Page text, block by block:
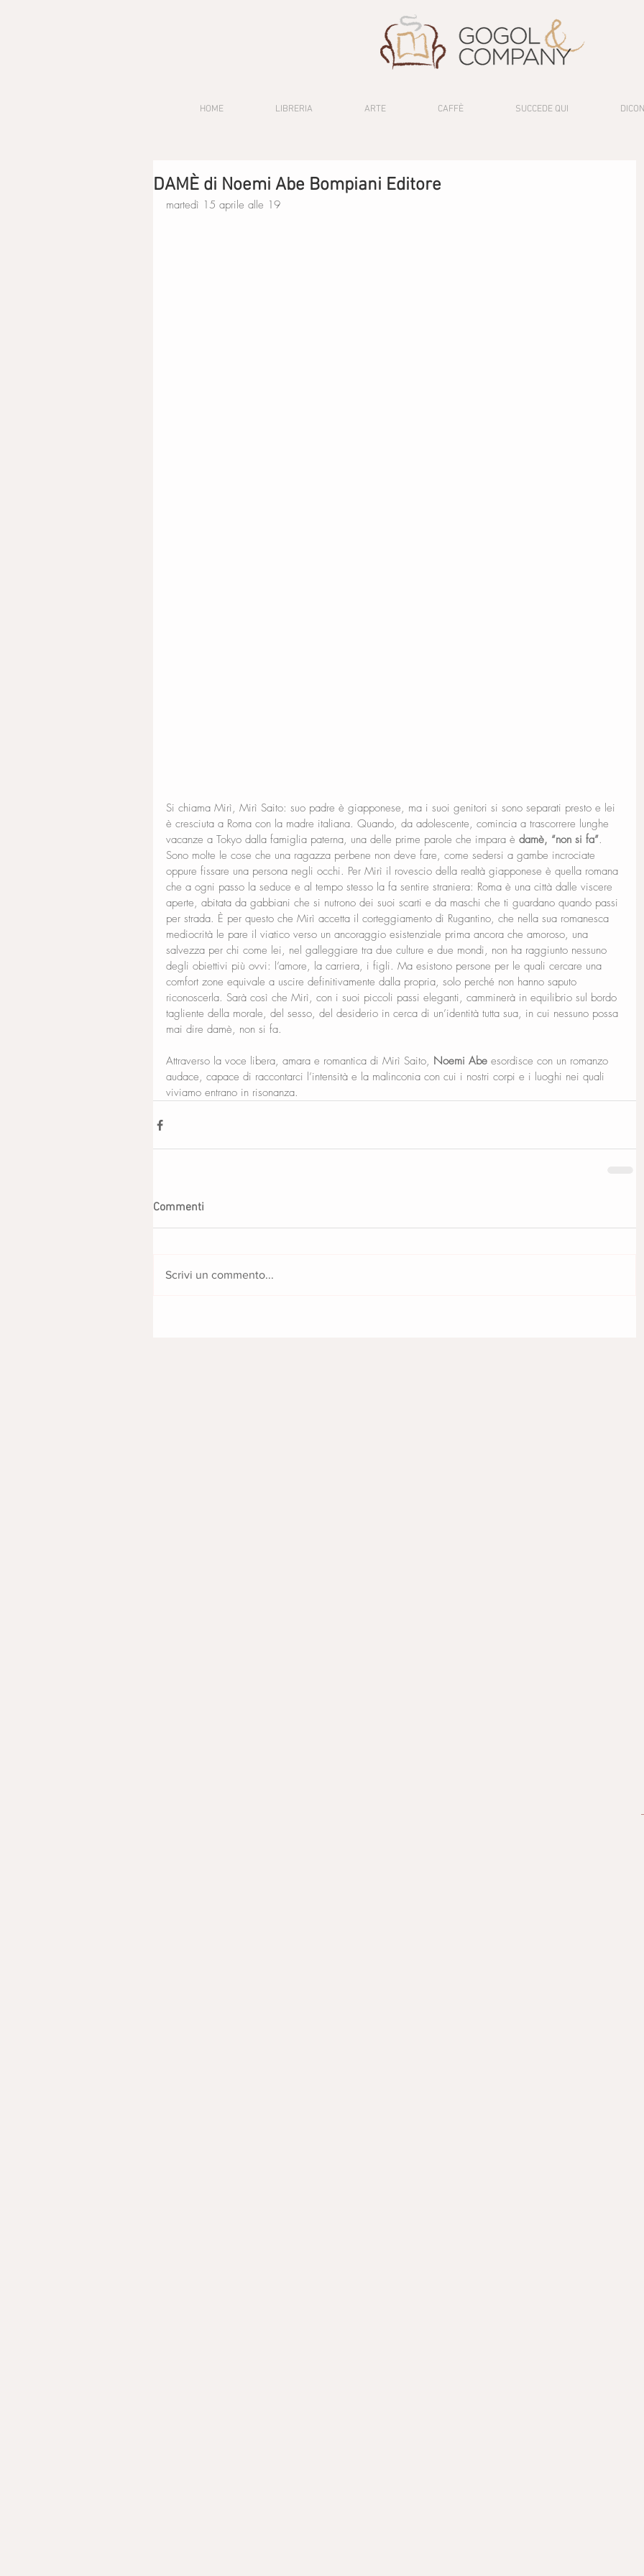
HOME LIBRERIA ARTE CAFFÈ SUCCEDE QUI
DAMÈ di Noemi Abe Bompiani Editore
martedì 15 aprile alle 19
Si chiama Mirì, Mirì Saito: suo padre è giapponese, ma i suoi genitori si sono separati presto e lei
è cresciuta a Roma con la madre italiana. Quando, da adolescente, comincia a trascorrere lunghe
vacanze a Tokyo dalla famiglia paterna, una delle prime parole che impara è damè, “non si fa”.
Sono molte le cose che una ragazza perbene non deve fare, come sedersi a gambe incrociate
oppure fissare una persona negli occhi. Per Mirì il rovescio della realtà giapponese è quella romana
che a ogni passo la seduce e al tempo stesso la fa sentire straniera: Roma è una città dalle viscere
aperte, abitata da gabbiani che si nutrono dei suoi scarti e da maschi che ti guardano quando passi
per strada. È per questo che Mirì accetta il corteggiamento di Rugantino, che nella sua romanesca
mediocrità le pare il viatico verso un ancoraggio esistenziale prima ancora che amoroso, una
salvezza per chi come lei, nel galleggiare tra due culture e due mondi, non ha raggiunto nessuno
degli obiettivi più ovvi: l’amore, la carriera, i figli. Ma esistono persone per le quali cercare una
comfort zone equivale a uscire definitivamente dalla propria, solo perché non hanno saputo
riconoscerla. Sarà così che Mirì, con i suoi piccoli passi eleganti, camminerà in equilibrio sul bordo
tagliente della morale, del sesso, del desiderio in cerca di un’identità tutta sua, in cui nessuno possa
mai dire damè, non si fa.
Attraverso la voce libera, amara e romantica di Mirì Saito, Noemi Abe esordisce con un romanzo
audace, capace di raccontarci l’intensità e la malinconia con cui i nostri corpi e i luoghi nei quali
viviamo entrano in risonanza.
Commenti
Scrivi un commento...